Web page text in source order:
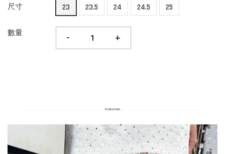
尺寸 23 23.5 24 24.5 25
數量 - +